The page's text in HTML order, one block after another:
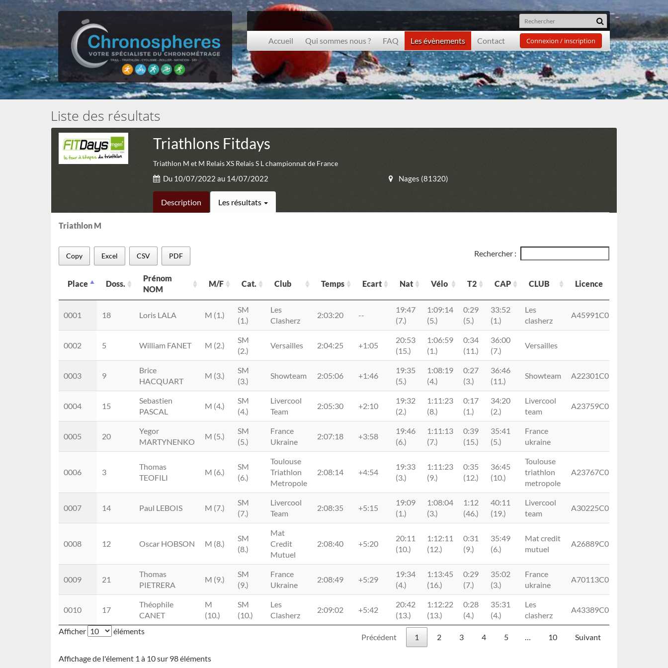
Accueil Qui sommes nous ? FAQ Les évènements Contact Connexion / inscription
Liste des résultats
Triathlons Fitdays
Triathlon M et M Relais XS Relais S L championnat de France
Du 10/07/2022 au 14/07/2022 Nages (81320)
Description Les résultats
Triathlon M
Copy Excel CSV PDF Rechercher :
Place Doss.
Prénom
NOM
M/F Cat. Club Temps Ecart Nat Vélo T2 CAP CLUB Licence
NOM
Cat. Nat Vélo T2 CAP
0001
18 Loris LALA M (1.)
SM
(1.)
Les
Clasherz
2:03:20 --
19:47
(7.)
1:09:14
(5.)
0:29
(5.)
33:52
(1.)
Les
clasherz
A45991C0180418MS1FRA
0002 5 William FANET M (2.)
SM
(2.)
Versailles 2:04:25 +1:05
20:53
(15.)
1:06:59
(1.)
0:34
(11.)
36:00
(7.)
Versailles
0003 9
Brice
HACQUART
M (3.)
SM
(3.)
Showteam 2:05:06 +1:46
19:35
(5.)
1:08:19
(4.)
0:27
(3.)
36:46
(11.)
Showteam A22301C0260294MS1FRA
0004 15
Sebastien
PASCAL
M (4.)
SM
(4.)
Livercool
Team
2:05:30 +2:10
19:32
(2.)
1:11:23
(8.)
0:17
(1.)
34:20
(2.)
Livercool
team
A23759C0180418MS2FRA
0005 20
Yegor
MARTYNENKO
M (5.)
SM
(5.)
France
Ukraine
2:07:18 +3:58
19:46
(6.)
1:11:13
(7.)
0:39
(15.)
35:41
(5.)
France
ukraine
0006 3
Thomas
TEOFILI
M (6.)
SM
(6.)
Toulouse
Triathlon
Metropole
2:08:14 +4:54
19:33
(3.)
1:11:23
(9.)
0:35
(12.)
36:45
(10.)
Toulouse
triathlon
metropole
A23767C0180418MS1FRA
0007 14 Paul LEBOIS M (7.)
SM
(7.)
Livercool
Team
2:08:35 +5:15
19:09
(1.)
1:08:04
(3.)
1:12
(46.)
40:11
(19.)
Livercool
team
A30225C0230560MS1FRA
0008 12 Oscar HOBSON M (8.)
SM
(8.)
Mat
Credit
Mutuel
2:08:40 +5:20
20:11
(10.)
1:12:11
(12.)
0:31
(9.)
35:49
(6.)
Mat credit
mutuel
A26889C0180370MS1GBR
0009 21
Thomas
PIETRERA
M (9.)
SM
(9.)
France
Ukraine
2:08:49 +5:29
19:34
(4.)
1:13:45
(16.)
0:29
(7.)
35:02
(3.)
France
ukraine
A70113C0260282MS2FRA
0010 17
Théophile
CANET
M
(10.)
SM
(10.)
Les
Clasherz
2:09:02 +5:42
20:42
(13.)
1:12:22
(13.)
0:28
(4.)
35:31
(4.)
Les
clasherz
A43389C0180370MS1FRA
Afficher éléments
Précédent 1 2 3 4 5 10 Suivant
Affichage de l'élement 1 à 10 sur 98 éléments